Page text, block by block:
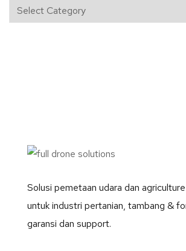
Solusi pemetaan udara dan
untuk industri pertanian, tambang &
garansi dan support.